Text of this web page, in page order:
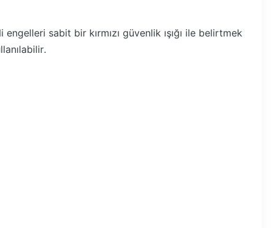
sabit bir kırmızı güvenlik ışığı ile belirtmek